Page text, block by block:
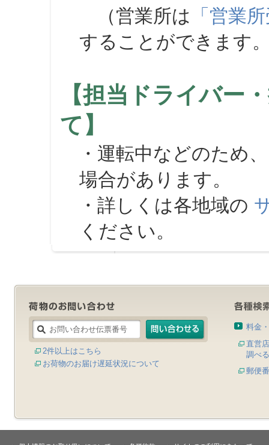
（営業所は 「営業
することができます
【担当ドライバー
て】
・運転中などのため
場合があります。
・詳しくは各地域の
ください。
2件以上はこちら
お荷物のお届け遅延状況について
料金
直営
調べる
郵便